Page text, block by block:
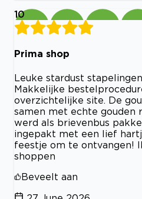
10
Prima shop
Leuke stardust
Makkelijke
overzichtelijke site. De
samen met echte gouden
werd als brievenbus
ingepakt met een lief
feestje om te ontvangen!
shoppen
Beveelt aan